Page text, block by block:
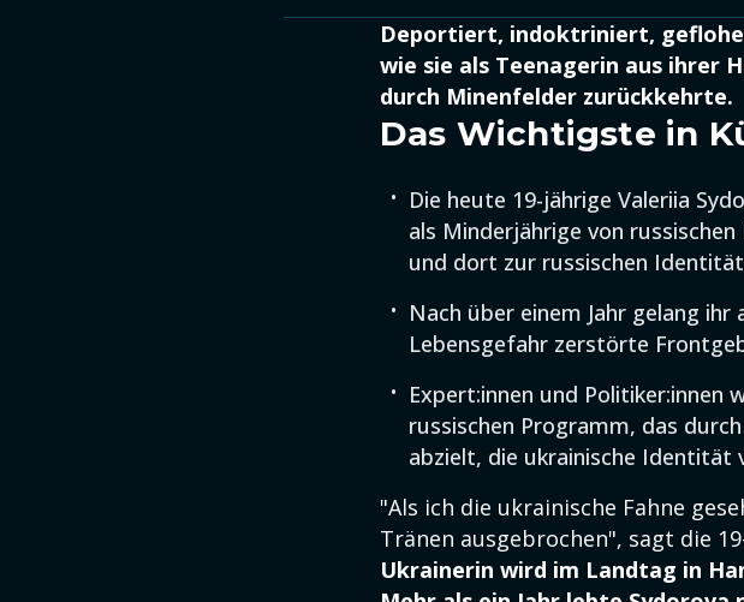
Deportiert, indoktriniert,
wie sie als Teenagerin aus ihrer
durch Minenfelder zurückkehrte.
Das Wichtigste in
Die heute 19-jährige Valeriia
als Minderjährige von
und dort zur russischen
Nach über einem Jahr gelang
Lebensgefahr zerstörte
Expert:innen und Politiker:innen
russischen Programm, das
abzielt, die ukrainische Identität
"Als ich die ukrainische Fahne
Tränen ausgebrochen", sagt die
Ukrainerin wird im Landtag in